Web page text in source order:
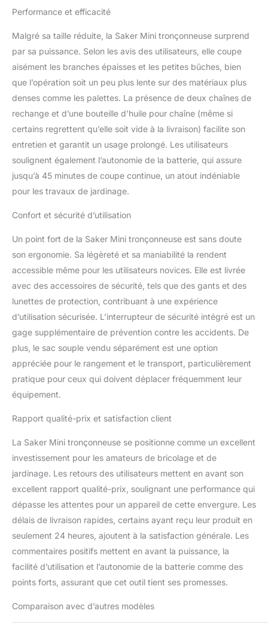
firewood, this mini chainsaw delivers precise
for both professionals and DIY enthusiasts.
【Long-lasting Battery】With its included
high-capacity battery, the Saker electric
sessions without interruptions. The battery
is rechargeable, allowing you to easily power
up and get back to work whenever needed.
【Easy Maintenance and Durability】The
Saker mini chainsaw 6 inch portable is built
to last. Its durable construction and high-
quality materials guarantee long-term
performance. Additionally, it features easy
maintenance, allowing you to keep it in top
Performance et efficacité
Malgré sa taille réduite, la Saker Mini tronçonneuse surprend
par sa puissance. Selon les avis des utilisateurs, elle coupe
aisément les branches épaisses et les petites bûches, bien
que l’opération soit un peu plus lente sur des matériaux plus
denses comme les palettes. La présence de deux chaînes de
rechange et d’une bouteille d’huile pour chaîne (même si
certains regrettent qu’elle soit vide à la livraison) facilite son
entretien et garantit un usage prolongé. Les utilisateurs
soulignent également l’autonomie de la batterie, qui assure
jusqu’à 45 minutes de coupe continue, un atout indéniable
pour les travaux de jardinage.
Confort et sécurité d’utilisation
Un point fort de la Saker Mini tronçonneuse est sans doute
son ergonomie. Sa légèreté et sa maniabilité la rendent
accessible même pour les utilisateurs novices. Elle est livrée
avec des accessoires de sécurité, tels que des gants et des
lunettes de protection, contribuant à une expérience
d’utilisation sécurisée. L’interrupteur de sécurité intégré est un
gage supplémentaire de prévention contre les accidents. De
plus, le sac souple vendu séparément est une option
appréciée pour le rangement et le transport, particulièrement
pratique pour ceux qui doivent déplacer fréquemment leur
équipement.
Rapport qualité-prix et satisfaction client
La Saker Mini tronçonneuse se positionne comme un excellent
investissement pour les amateurs de bricolage et de
jardinage. Les retours des utilisateurs mettent en avant son
excellent rapport qualité-prix, soulignant une performance qui
dépasse les attentes pour un appareil de cette envergure. Les
délais de livraison rapides, certains ayant reçu leur produit en
seulement 24 heures, ajoutent à la satisfaction générale. Les
commentaires positifs mettent en avant la puissance, la
facilité d’utilisation et l’autonomie de la batterie comme des
points forts, assurant que cet outil tient ses promesses.
Comparaison avec d’autres modèles